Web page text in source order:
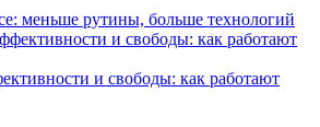
меньше рутины, больше технологий
и свободы: как работают